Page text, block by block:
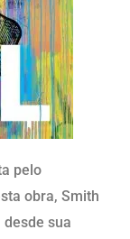
pelo
obra, Smith
sua